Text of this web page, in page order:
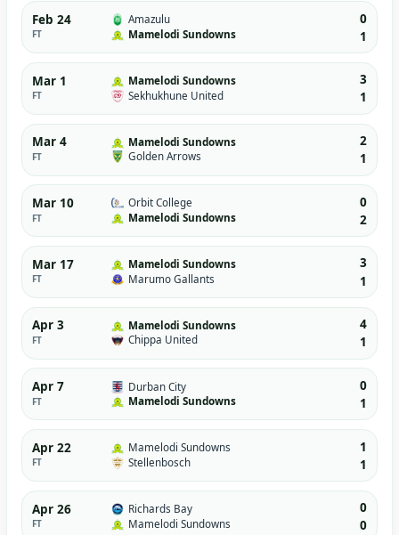
Feb 24
FT
Amazulu
Mamelodi Sundowns
0
1
Mar 1
FT
Mamelodi Sundowns
Sekhukhune United
3
1
Mar 4
FT
Mamelodi Sundowns
Golden Arrows
2
1
Mar 10
FT
Orbit College
Mamelodi Sundowns
0
2
Mar 17
FT
Mamelodi Sundowns
Marumo Gallants
3
1
Apr 3
FT
Mamelodi Sundowns
Chippa United
4
1
Apr 7
FT
Durban City
Mamelodi Sundowns
0
1
Apr 22
FT
Mamelodi Sundowns
Stellenbosch
1
1
Apr 26
FT
Richards Bay
Mamelodi Sundowns
0
0